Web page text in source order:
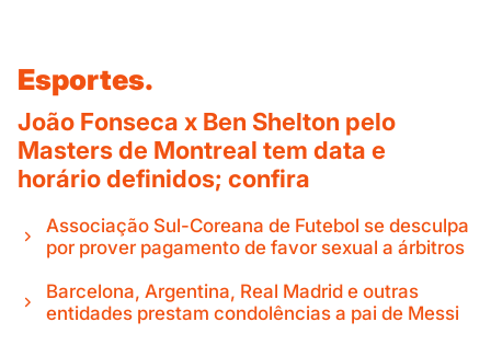
Esportes.
João Fonseca x Ben Shelton pelo
Masters de Montreal tem data e
horário definidos; confira
Associação Sul-Coreana de Futebol se desculpa
por prover pagamento de favor sexual a árbitros
Barcelona, Argentina, Real Madrid e outras
entidades prestam condolências a pai de Messi